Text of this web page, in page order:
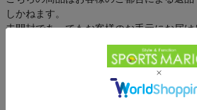
しかねます。
未開封であってもお客様のお手元にお届
されたものと判断させていただきます。
不良品等につきましては対処いたします
連絡いただきますようお願いいたします。